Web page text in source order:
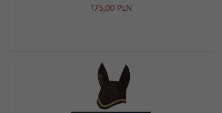
175,00 PLN